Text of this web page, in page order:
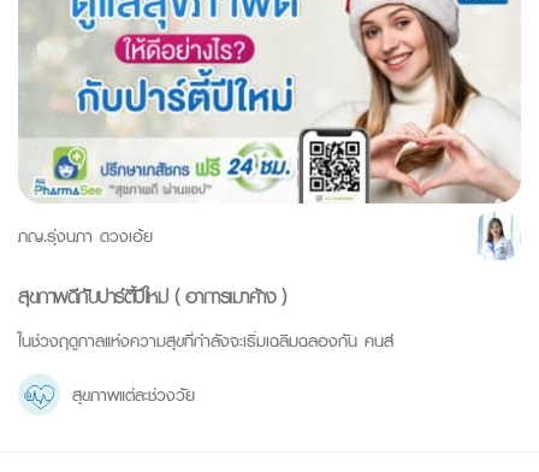
ภญ.รุ่งนภา ดวงเอ้ย
สุขภาพดีกับปาร์ตี้ปีใหม่ ( อาการเมาค้าง )
ในช่วงฤดูกาลแห่งความสุขที่กำลังจะเริ่มเฉลิมฉลองกัน คนส่
สุขภาพแต่ละช่วงวัย